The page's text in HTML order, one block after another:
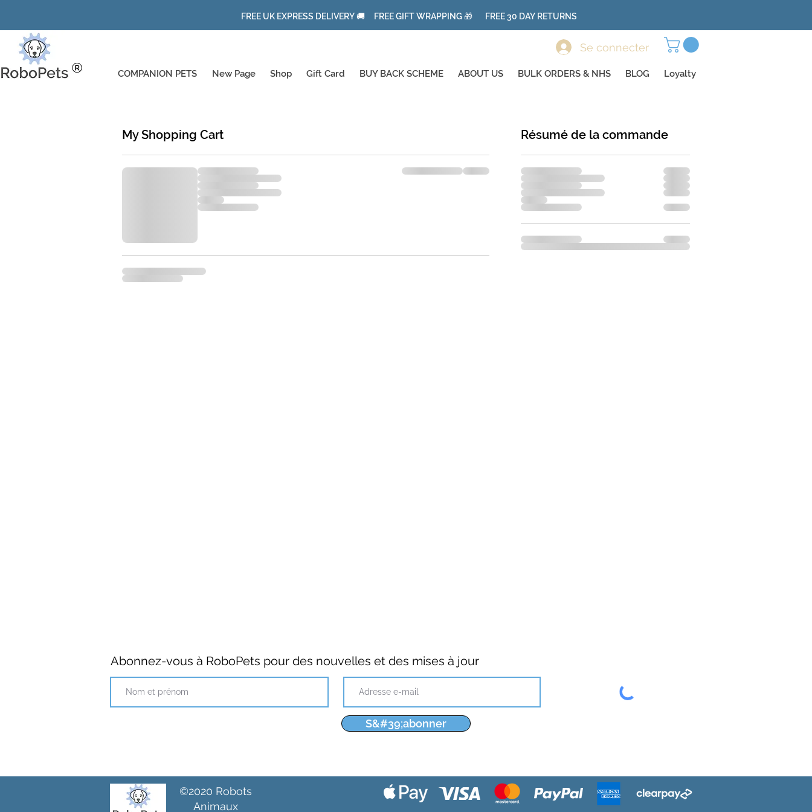
FREE UK EXPRESS DELIVERY 🚚 FREE GIFT WRAPPING 🎁 FREE 30 DAY RETURNS
Se connecter
COMPANION PETS New Page Shop Gift Card BUY BACK SCHEME ABOUT US BULK ORDERS & NHS BLOG Loyalty
My Shopping Cart Résumé de la commande
Abonnez-vous à RoboPets pour des nouvelles et des mises à jour
S&#39;abonner
©2020 Robots
Animaux